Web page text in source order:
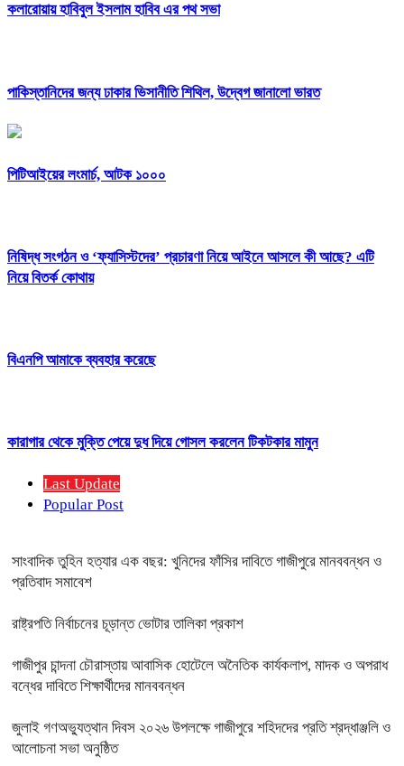
কলারোয়ায় হাবিবুল ইসলাম হাবিব এর পথ সভা
পাকিস্তানিদের জন্য ঢাকার ভিসানীতি শিথিল, উদ্বেগ জানালো ভারত
পিটিআইয়ের লংমার্চ, আটক ১০০০
নিষিদ্ধ সংগঠন ও ‘ফ্যাসিস্টদের’ প্রচারণা নিয়ে আইনে আসলে কী আছে? এটি
নিয়ে বিতর্ক কোথায়
বিএনপি আমাকে ব্যবহার করেছে
কারাগার থেকে মুক্তি পেয়ে দুধ দিয়ে গোসল করলেন টিকটকার মামুন
Last Update
Popular Post
সাংবাদিক তুহিন হত্যার এক বছর: খুনিদের ফাঁসির দাবিতে গাজীপুরে মানববন্ধন ও
প্রতিবাদ সমাবেশ
রাষ্ট্রপতি নির্বাচনের চূড়ান্ত ভোটার তালিকা প্রকাশ
গাজীপুর চান্দনা চৌরাস্তায় আবাসিক হোটেলে অনৈতিক কার্যকলাপ, মাদক ও অপরাধ
বন্ধের দাবিতে শিক্ষার্থীদের মানববন্ধন
জুলাই গণঅভ্যুত্থান দিবস ২০২৬ উপলক্ষে গাজীপুরে শহিদদের প্রতি শ্রদ্ধাঞ্জলি ও
আলোচনা সভা অনুষ্ঠিত